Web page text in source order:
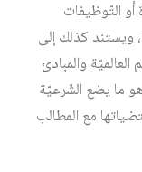
أو التّوظيفات
ويستند كذلك إلى
والمبادئ
ما يضع الشّرعيّة
مع المطالب